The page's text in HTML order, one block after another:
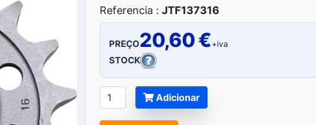
Referencia : JTF137316
PREÇO20,60 €+iva
STOCK
Adicionar